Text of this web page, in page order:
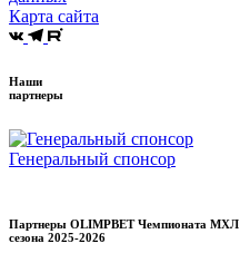
Карта сайта
Наши
партнеры
Генеральный спонсор
Партнеры OLIMPBET Чемпионата МХЛ
сезона 2025-2026